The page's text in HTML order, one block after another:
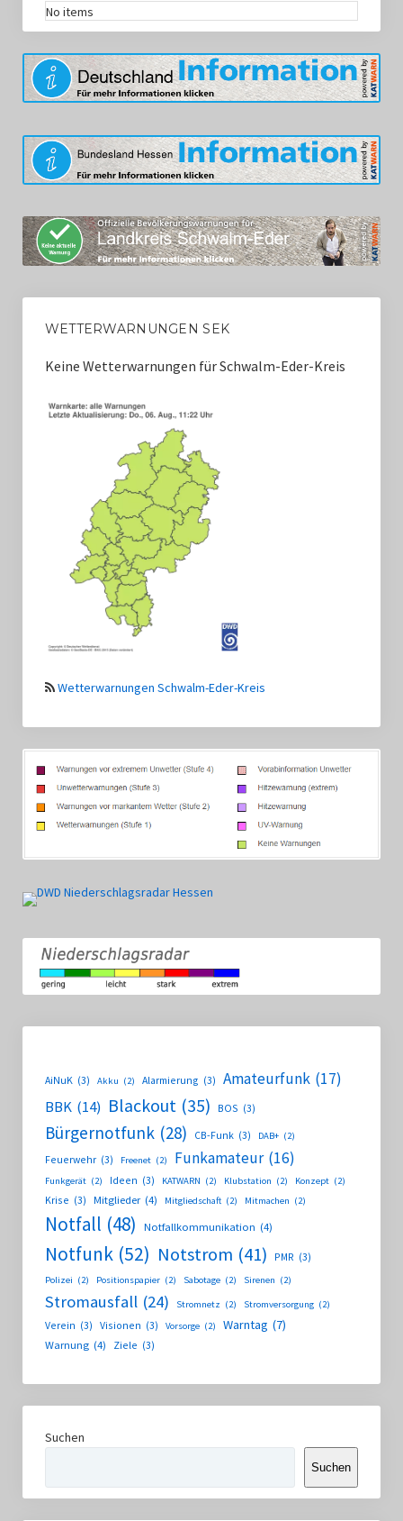
No items
WETTERWARNUNGEN SEK
Keine Wetterwarnungen für Schwalm-Eder-Kreis
Wetterwarnungen Schwalm-Eder-Kreis
AiNuK (3) Akku (2) Alarmierung (3) Amateurfunk (17)
BBK (14) Blackout (35) BOS (3)
Bürgernotfunk (28) CB-Funk (3) DAB+ (2)
Feuerwehr (3) Freenet (2) Funkamateur (16)
Funkgerät (2) Ideen (3) KATWARN (2) Klubstation (2) Konzept (2)
Krise (3) Mitglieder (4) Mitgliedschaft (2) Mitmachen (2)
Notfall (48) Notfallkommunikation (4)
Notfunk (52) Notstrom (41) PMR (3)
Polizei (2) Positionspapier (2) Sabotage (2) Sirenen (2)
Stromausfall (24) Stromnetz (2) Stromversorgung (2)
Verein (3) Visionen (3) Vorsorge (2) Warntag (7)
Warnung (4) Ziele (3)
Suchen
Suchen